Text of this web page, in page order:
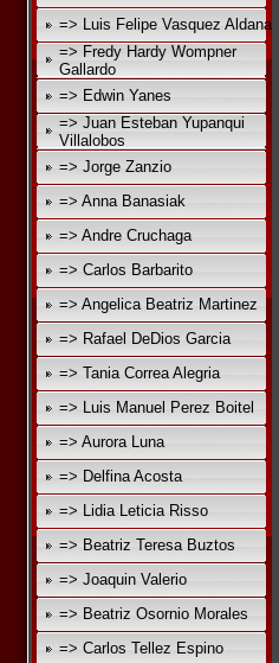
=> Luis Felipe Vasquez Aldana
=> Fredy Hardy Wompner
Gallardo
=> Edwin Yanes
=> Juan Esteban Yupanqui
Villalobos
=> Jorge Zanzio
=> Anna Banasiak
=> Andre Cruchaga
=> Carlos Barbarito
=> Angelica Beatriz Martinez
=> Rafael DeDios Garcia
=> Tania Correa Alegria
=> Luis Manuel Perez Boitel
=> Aurora Luna
=> Delfina Acosta
=> Lidia Leticia Risso
=> Beatriz Teresa Buztos
=> Joaquin Valerio
=> Beatriz Osornio Morales
=> Carlos Tellez Espino